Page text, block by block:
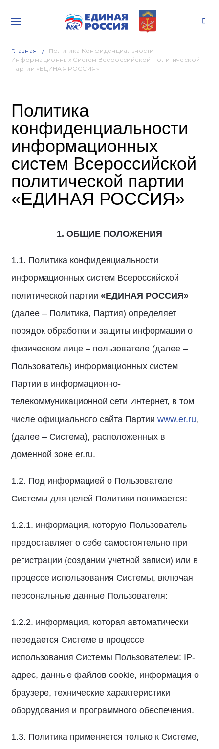
Главная
Политика Конфиденциальности
Информационных Систем Всероссийской Политической
Партии «ЕДИНАЯ РОССИЯ»
Политика
конфиденциальности
информационных
систем Всероссийской
политической партии
«ЕДИНАЯ РОССИЯ»
1. ОБЩИЕ ПОЛОЖЕНИЯ
1.1. Политика конфиденциальности
информационных систем Всероссийской
политической партии «ЕДИНАЯ РОССИЯ»
(далее – Политика, Партия) определяет
порядок обработки и защиты информации о
физическом лице – пользователе (далее –
Пользователь) информационных систем
Партии в информационно-
телекоммуникационной сети Интернет, в том
числе официального сайта Партии www.er.ru,
(далее – Система), расположенных в
доменной зоне er.ru.
1.2. Под информацией о Пользователе
Системы для целей Политики понимается:
1.2.1. информация, которую Пользователь
предоставляет о себе самостоятельно при
регистрации (создании учетной записи) или в
процессе использования Системы, включая
персональные данные Пользователя;
1.2.2. информация, которая автоматически
передается Системе в процессе
использования Системы Пользователем: IP-
адрес, данные файлов cookie, информация о
браузере, технические характеристики
оборудования и программного обеспечения.
1.3. Политика применяется только к Системе,